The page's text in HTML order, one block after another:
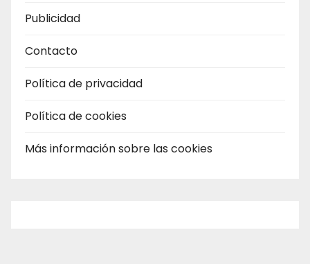
Publicidad
Contacto
Política de privacidad
Política de cookies
Más información sobre las cookies